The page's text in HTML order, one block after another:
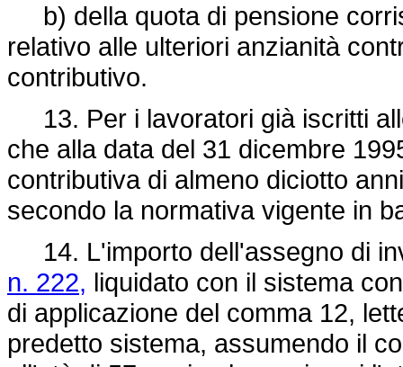
b) della quota di pensione
relativo alle ulteriori anzianità
contributivo.
13. Per i lavoratori già iscritti
che alla data del 31 dicembre
contributiva di almeno diciotto
secondo la normativa vigente in
14. L'importo dell'assegno di
n. 222, liquidato con il sistema
di applicazione del comma 12,
predetto sistema, assumendo il